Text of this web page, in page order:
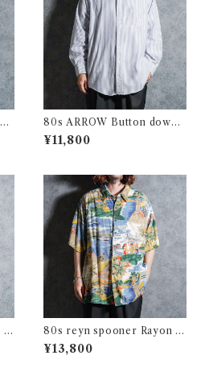
80s ARROW Button down
Oxford Shirts アロー ボタン
ダウン オックスフォード シャ
¥11,800
80s reyn spooner Rayon Al
oha Shirts レインスプーナー
レーヨン アロハシャツ
¥13,800